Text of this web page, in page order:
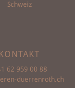
Schweiz
KONTAKT
62 959 00 88
duerrenroth.ch